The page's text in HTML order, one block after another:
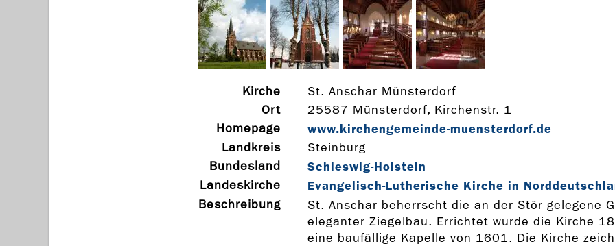
Kirche
St. Anschar Münsterdorf
Ort
25587 Münsterdorf, Kirchenstr. 1
Homepage
www.kirchengemeinde-­muensterdorf.de
Landkreis
Steinburg
Bundesland
Schleswig-Holstein
Landeskirche Evangelisch-Lutherische Kirche in
Beschreibung
St. Anschar beherrscht die an der Stör gelegene
eleganter Ziegelbau. Errichtet wurde die Kirche
eine baufällige Kapelle von 1601. Die Kirche